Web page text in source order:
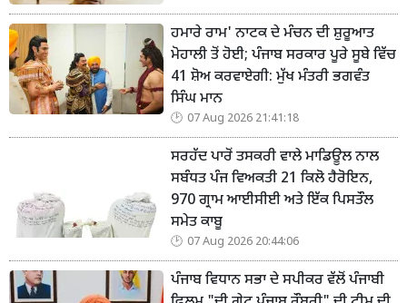
ਹਮਾਰੇ ਰਾਮ' ਨਾਟਕ ਦੇ ਮੰਚਨ ਦੀ ਸ਼ੁਰੂਆਤ
ਮੋਹਾਲੀ ਤੋਂ ਹੋਈ; ਪੰਜਾਬ ਸਰਕਾਰ ਪੂਰੇ ਸੂਬੇ ਵਿੱਚ
41 ਸ਼ੋਅ ਕਰਵਾਏਗੀ: ਮੁੱਖ ਮੰਤਰੀ ਭਗਵੰਤ
ਸਿੰਘ ਮਾਨ
07 Aug 2026 21:41:18
ਸਰਹੱਦ ਪਾਰੋਂ ਤਸਕਰੀ ਵਾਲੇ ਮਾਡਿਊਲ ਨਾਲ
ਸਬੰਧਤ ਪੰਜ ਵਿਅਕਤੀ 21 ਕਿਲੋ ਹੈਰੋਇਨ,
970 ਗ੍ਰਾਮ ਆਈਸੀਈ ਅਤੇ ਇੱਕ ਪਿਸਤੌਲ
ਸਮੇਤ ਕਾਬੂ
07 Aug 2026 20:44:06
ਪੰਜਾਬ ਵਿਧਾਨ ਸਭਾ ਦੇ ਸਪੀਕਰ ਵੱਲੋਂ ਪੰਜਾਬੀ